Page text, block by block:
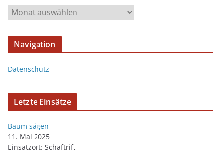
Navigation
Datenschutz
Letzte Einsätze
Baum sägen
11. Mai 2025
Einsatzort: Schaftrift